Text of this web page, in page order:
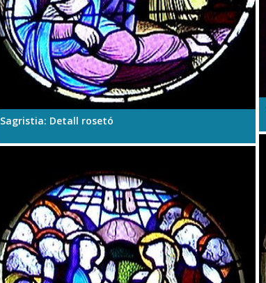
Sagristia: Detall rosetó